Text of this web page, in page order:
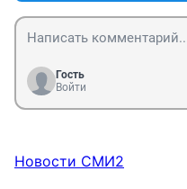
Гость
Войти
Новости СМИ2